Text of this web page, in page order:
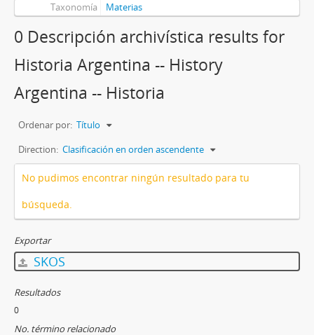
Taxonomía Materias
0 Descripción archivística results for
Historia Argentina -- History
Argentina -- Historia
Ordenar por: Título
Direction: Clasificación en orden ascendente
No pudimos encontrar ningún resultado para tu
búsqueda.
Exportar
SKOS
Resultados
0
No. término relacionado